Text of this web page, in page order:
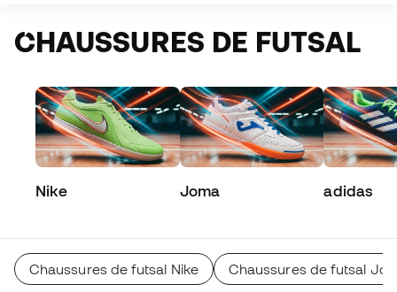
CHAUSSURES DE FUTSAL
Nike Joma adidas
Chaussures de futsal Nike Chaussures de futsal